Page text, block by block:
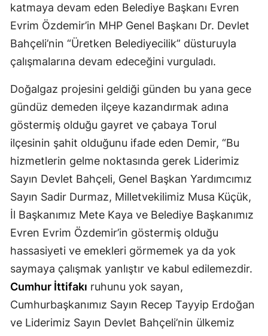
Konya
Kütahya
Malatya
Manisa
Kahramanmaraş
Mardin
Muğla
Muş
Nevşehir
Niğde
Ordu
Sakarya
Samsun
katmaya devam eden Belediye Başkanı Evren
Evrim Özdemir’in MHP Genel Başkanı Dr. Devlet
Bahçeli’nin “Üretken Belediyecilik” düsturuyla
çalışmalarına devam edeceğini vurguladı.
Doğalgaz projesini geldiği günden bu yana gece
gündüz demeden ilçeye kazandırmak adına
göstermiş olduğu gayret ve çabaya Torul
ilçesinin şahit olduğunu ifade eden Demir, “Bu
hizmetlerin gelme noktasında gerek Liderimiz
Sayın Devlet Bahçeli, Genel Başkan Yardımcımız
Sayın Sadir Durmaz, Milletvekilimiz Musa Küçük,
İl Başkanımız Mete Kaya ve Belediye Başkanımız
Evren Evrim Özdemir’in göstermiş olduğu
hassasiyeti ve emekleri görmemek ya da yok
saymaya çalışmak yanlıştır ve kabul edilemezdir.
Cumhur İttifakı ruhunu yok sayan,
Cumhurbaşkanımız Sayın Recep Tayyip Erdoğan
ve Liderimiz Sayın Devlet Bahçeli’nin ülkemiz